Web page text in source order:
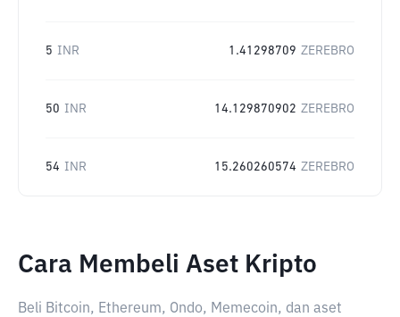
5 INR 1.41298709 ZEREBRO
50 INR 14.129870902 ZEREBRO
54 INR 15.260260574 ZEREBRO
Cara Membeli Aset Kripto
Beli Bitcoin, Ethereum, Ondo, Memecoin, dan aset